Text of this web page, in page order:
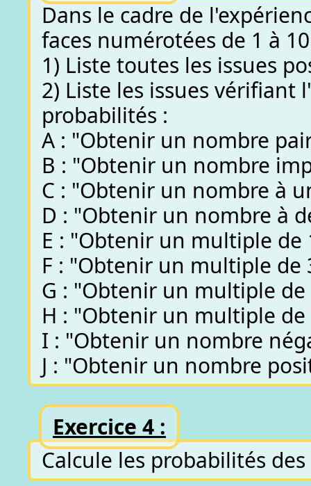
Dans le cadre de
faces numérotées de 1 à
1) Liste toutes les issues
2) Liste les issues
probabilités :
A : "Obtenir un nombre
B : "Obtenir un nombre
C : "Obtenir un nombre à
D : "Obtenir un nombre à
E : "Obtenir un multiple de
F : "Obtenir un multiple de
G : "Obtenir un multiple de
H : "Obtenir un multiple de
I : "Obtenir un nombre
J : "Obtenir un nombre
Exercice 4 :
Calcule les probabilités